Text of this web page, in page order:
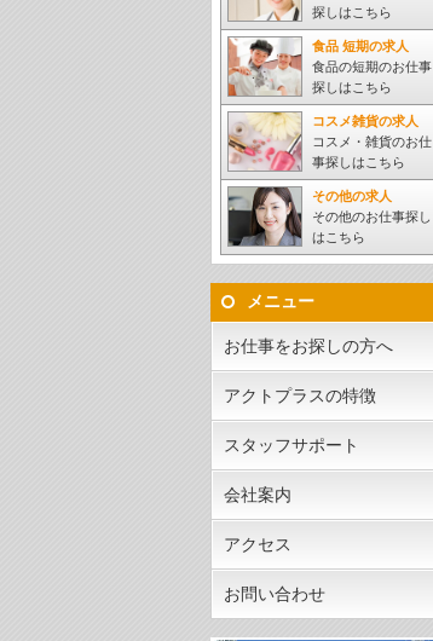
探しはこちら
食品 短期の求人
食品の短期のお仕事
探しはこちら
コスメ雑貨の求人
コスメ・雑貨のお仕
事探しはこちら
その他の求人
その他のお仕事探し
はこちら
メニュー
お仕事をお探しの方へ
アクトプラスの特徴
スタッフサポート
会社案内
アクセス
お問い合わせ